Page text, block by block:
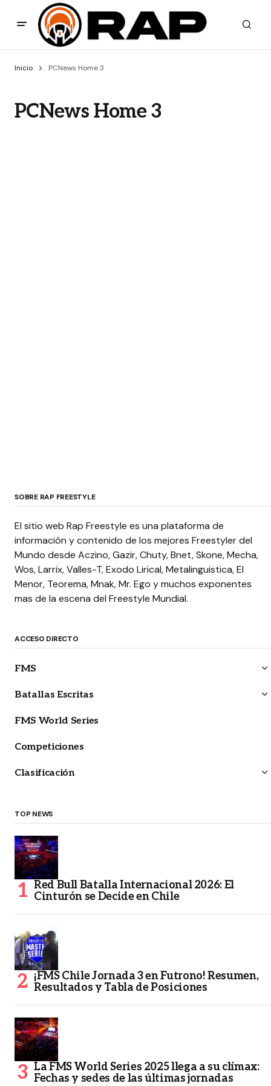
Inicio PCNews Home 3
PCNews Home 3
SOBRE RAP FREESTYLE
El sitio web Rap Freestyle es una plataforma de
información y contenido de los mejores Freestyler del
Mundo desde Aczino, Gazir, Chuty, Bnet, Skone, Mecha,
Wos, Larrix, Valles-T, Exodo Lirical, Metalinguistica, El
Menor, Teorema, Mnak, Mr. Ego y muchos exponentes
mas de la escena del Freestyle Mundial.
ACCESO DIRECTO
FMS
Batallas Escritas
FMS World Series
Competiciones
Clasificación
TOP NEWS
Red Bull Batalla Internacional 2026: El
Cinturón se Decide en Chile
¡FMS Chile Jornada 3 en Futrono! Resumen,
Resultados y Tabla de Posiciones
La FMS World Series 2025 llega a su clímax:
Fechas y sedes de las últimas jornadas